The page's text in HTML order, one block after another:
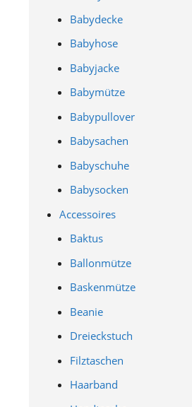
Babydecke
Babyhose
Babyjacke
Babymütze
Babypullover
Babysachen
Babyschuhe
Babysocken
Accessoires
Baktus
Ballonmütze
Baskenmütze
Beanie
Dreieckstuch
Filztaschen
Haarband